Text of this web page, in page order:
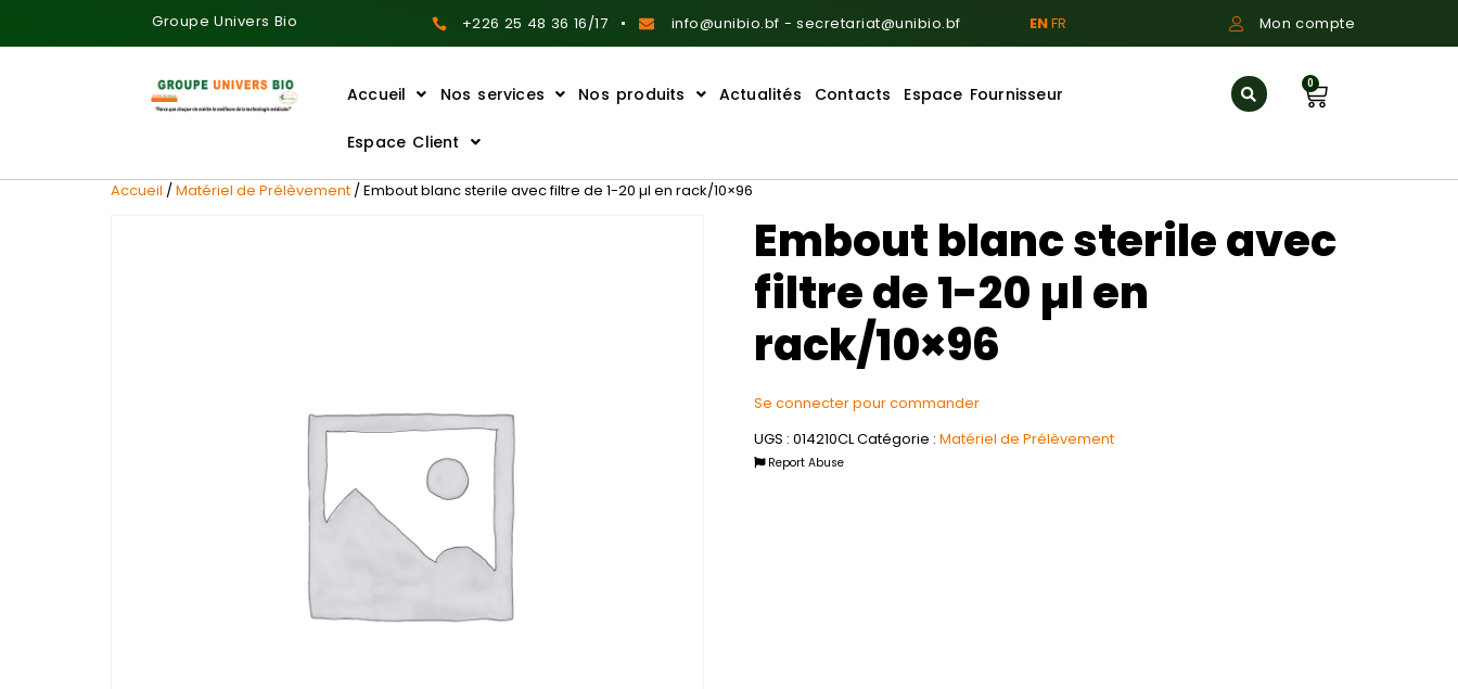
Groupe Univers Bio +226 25 48 36 16/17 info@unibio.bf - secretariat@unibio.bf ENFR Mon compte
Accueil Nos services Nos produits Actualités Contacts Espace Fournisseur
Espace Client
0
Accueil /Matériel de Prélèvement / Embout blanc sterile avec filtre de 1-20 µl en rack/10×96
Embout blanc sterile avec
filtre de 1-20 µl en
rack/10×96
Se connecter pour commander
UGS : 014210CLCatégorie : Matériel de Prélèvement
Report Abuse